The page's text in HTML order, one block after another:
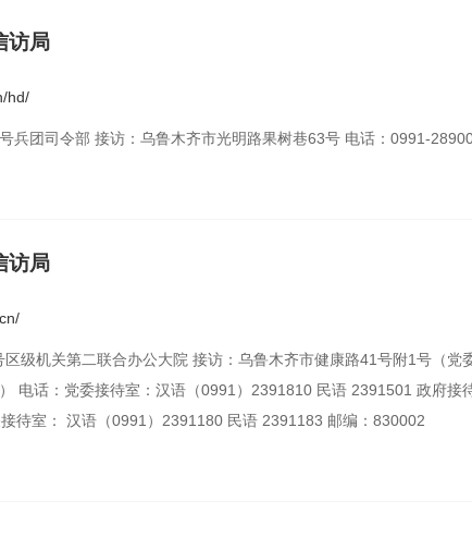
访局
hd/
兵团司令部 接访：乌鲁木齐市光明路果树巷63号 电话：0991-
访局
级机关第二联合办公大院 接访：乌鲁木齐市健康路41号附1号（党
电话：党委接待室：汉语（0991）2391810 民语 2391501 政府接
待室： 汉语（0991）2391180 民语 2391183 邮编：830002